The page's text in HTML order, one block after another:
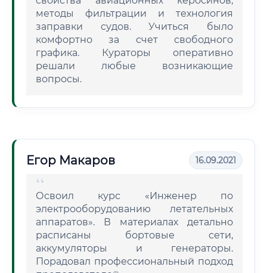
методы фильтрации и технология
заправки судов. Учиться было
комфортно за счет свободного
графика. Кураторы оперативно
решали любые возникающие
вопросы.
Егор Макаров 16.09.2021
Освоил курс «Инженер по
электрооборудованию летательных
аппаратов». В материалах детально
расписаны бортовые сети,
аккумуляторы и генераторы.
Порадовал профессиональный подход